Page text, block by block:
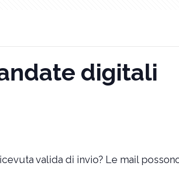
digitali
valida di invio? Le mail